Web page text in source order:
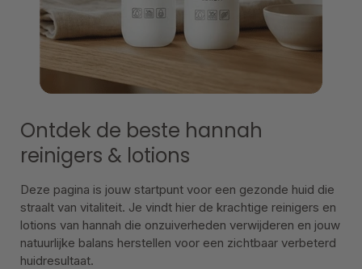
Ontdek de beste hannah
reinigers & lotions
Deze pagina is jouw startpunt voor een gezonde huid die
straalt van vitaliteit. Je vindt hier de krachtige reinigers en
lotions van hannah die onzuiverheden verwijderen en jouw
natuurlijke balans herstellen voor een zichtbaar verbeterd
huidresultaat.